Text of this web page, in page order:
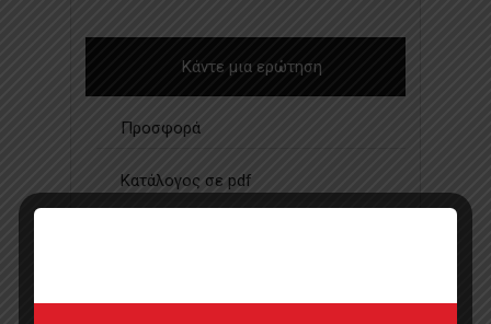
Κάντε μια ερώτηση
Προσφορά
Κατάλογος σε pdf